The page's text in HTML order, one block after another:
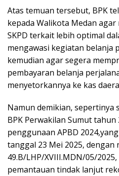
Atas temuan tersebut, BPK
kepada Walikota Medan
SKPD terkait lebih optimal
mengawasi kegiatan belanja
kemudian agar segera
pembayaran belanja
menyetorkannya ke kas
Namun demikian, sepertinya
BPK Perwakilan Sumut
penggunaan APBD
tanggal 23 Mei 2025, dengan
49.B/LHP/XVIII.MDN/05/
pemantauan tindak lanjut